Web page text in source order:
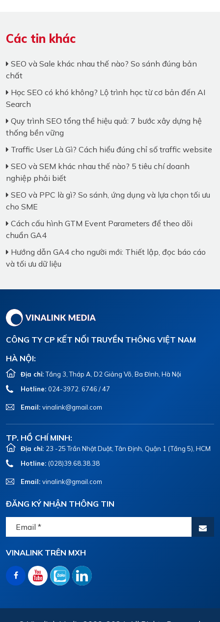
Các tin khác
SEO và Sale khác nhau thế nào? So sánh đúng bản
chất
Học SEO có khó không? Lộ trình học từ cơ bản đến AI
Search
Quy trình SEO tổng thể hiệu quả: 7 bước xây dựng hệ
thống bền vững
Traffic User Là Gì? Cách hiểu đúng chỉ số traffic website
SEO và SEM khác nhau thế nào? 5 tiêu chí doanh
nghiệp phải biết
SEO và PPC là gì? So sánh, ứng dụng và lựa chọn tối ưu
cho SME
Cách cấu hình GTM Event Parameters để theo dõi
chuẩn GA4
Hướng dẫn GA4 cho người mới: Thiết lập, đọc báo cáo
và tối ưu dữ liệu
CÔNG TY CP KẾT NỐI TRUYỀN THÔNG VIỆT NAM
HÀ NỘI:
Địa chỉ:Tầng 3, Tháp A, D2 Giảng Võ, Ba Đình, Hà Nội
Hotline: 024-3972. 6746 / 47
Email: vinalink@gmail.com
TP. HỒ CHÍ MINH:
Địa chỉ: 23 -25 Trần Nhật Duật, Tân Định, Quận 1 (Tầng 5), HCM
Hotline: (028)39.68.38.38
Email: vinalink@gmail.com
ĐĂNG KÝ NHẬN THÔNG TIN
VINALINK TRÊN MXH